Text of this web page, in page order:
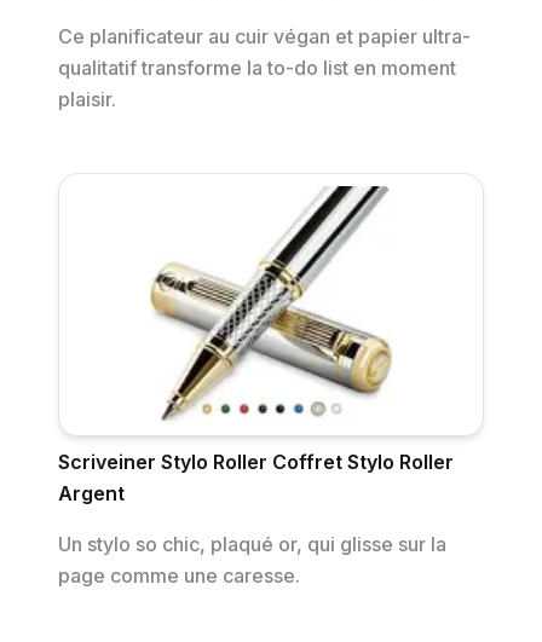
Ce planificateur au cuir végan et papier ultra-
qualitatif transforme la to-do list en moment
plaisir.
Scriveiner Stylo Roller Coffret Stylo Roller
Argent
Un stylo so chic, plaqué or, qui glisse sur la
page comme une caresse.